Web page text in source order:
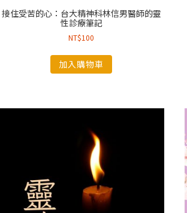
接住受苦的心：台大精神科林信男醫師的靈
性診療筆記
NT$100
加入購物車